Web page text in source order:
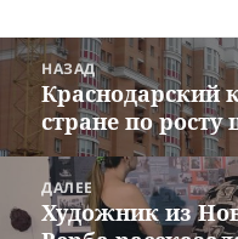
Навигация
по
записям
НАЗАД
Предыдущая
запись:
Краснодарский
стране по
ДАЛЕЕ
Следующая
Художник из